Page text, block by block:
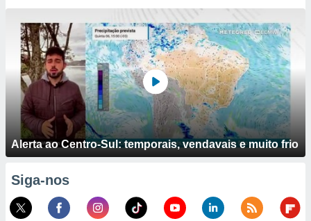
Alerta ao Centro-Sul: temporais, vendavais e muito frio
Siga-nos